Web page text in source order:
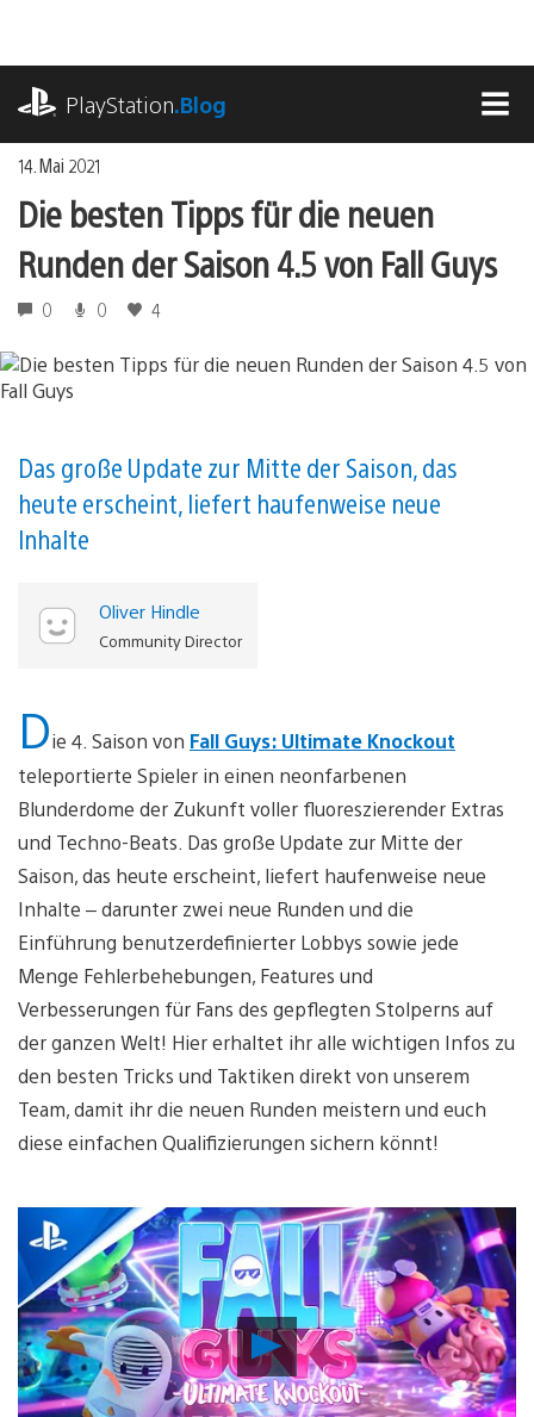
springen
PlayStation.Blog
14. Mai 2021
Die besten Tipps für die neuen
Runden der Saison 4.5 von Fall Guys
0 0 4
Das große Update zur Mitte der Saison, das
heute erscheint, liefert haufenweise neue
Inhalte
Oliver Hindle
Community Director
Die 4. Saison von Fall Guys: Ultimate Knockout
teleportierte Spieler in einen neonfarbenen
Blunderdome der Zukunft voller fluoreszierender Extras
und Techno-Beats. Das große Update zur Mitte der
Saison, das heute erscheint, liefert haufenweise neue
Inhalte – darunter zwei neue Runden und die
Einführung benutzerdefinierter Lobbys sowie jede
Menge Fehlerbehebungen, Features und
Verbesserungen für Fans des gepflegten Stolperns auf
der ganzen Welt! Hier erhaltet ihr alle wichtigen Infos zu
den besten Tricks und Taktiken direkt von unserem
Team, damit ihr die neuen Runden meistern und euch
diese einfachen Qualifizierungen sichern könnt!
Video
abspielen